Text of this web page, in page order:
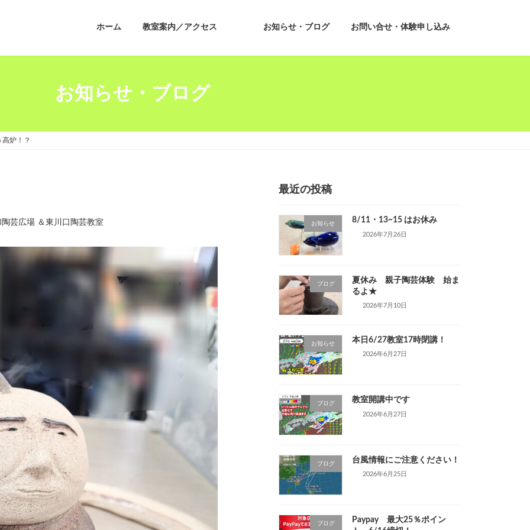
ホーム 教室案内／アクセス お知らせ・ブログ お問い合せ・体験申し込み
お知らせ・ブログ
炉！？
陶芸広場 ＆東川口陶芸教室
最近の投稿
お知らせ 8/11・13~15 はお休み
2026年7月26日
ブログ
夏休み 親子陶芸体験 始ま
るよ★
2026年7月10日
お知らせ 本日6/27教室17時閉講！
2026年6月27日
ブログ 教室開講中です
2026年6月27日
ブログ 台風情報にご注意ください！
2026年6月25日
ブログ
Paypay 最大25％ポイン